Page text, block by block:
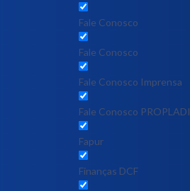
Fale Conosco
Fale Conosco
Fale Conosco Imprensa
Fale Conosco PROPLADI
Fapur
Finanças DCF